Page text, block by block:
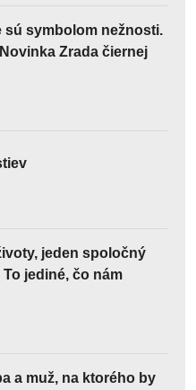
sú symbolom nežnosti.
Zrada čiernej
jeden spoločný
jediné, čo nám
a muž, na ktorého by